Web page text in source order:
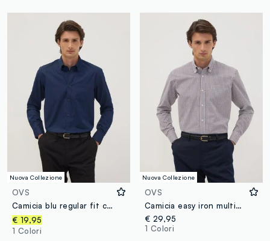
Nuova Collezione
OVS
Camicia blu regular fit con collo button-down easy iron
€ 19,95
1 Colori
Nuova Collezione
OVS
Camicia easy iron multicolor in misto cotone a quadri button down regular fit
€ 29,95
1 Colori